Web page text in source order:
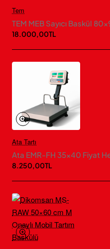
Tem
TEM MEB Sayıcı Baskül
18.000,00TL
Ata Tartı
Ata EMR-FH 35×40 Fiyat
8.250,00TL